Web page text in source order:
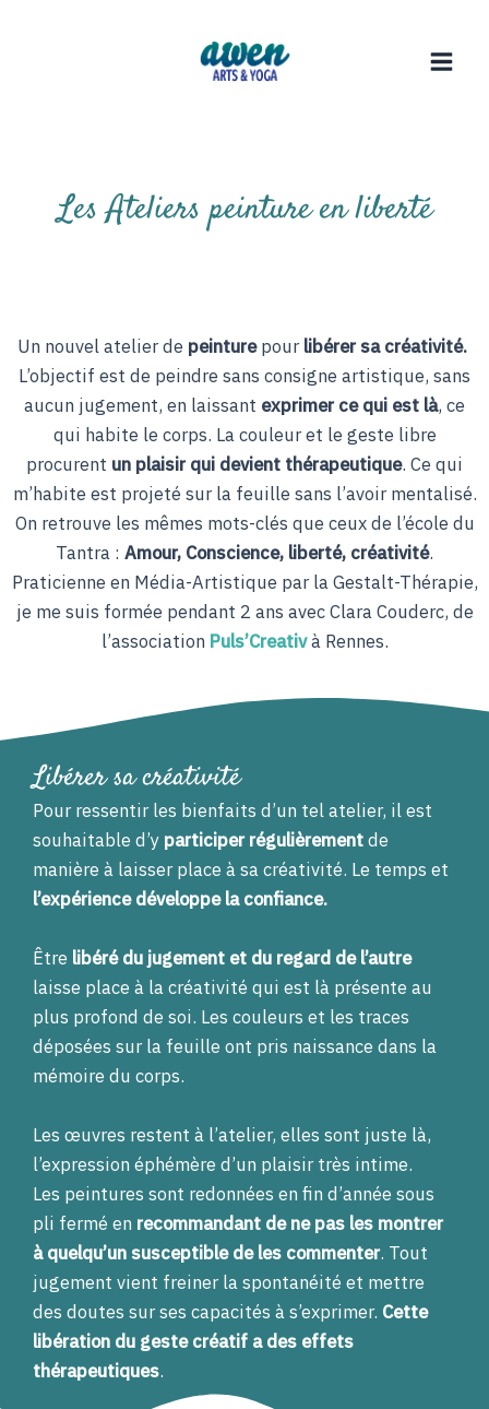
Les Ateliers peinture en liberté
Un nouvel atelier de peinturepourlibérer sa créativité.
L’objectif est de peindre sans consigne artistique, sans
aucun jugement, en laissant exprimer ce qui est là, ce
qui habite le corps. La couleur et le geste libre
procurent un plaisir qui devient thérapeutique. Ce qui
m’habite est projeté sur la feuille sans l’avoir mentalisé.
On retrouve les mêmes mots-clés que ceux de l’école du
Tantra : Amour, Conscience, liberté, créativité.
Praticienne en Média-Artistique par la Gestalt-Thérapie,
je me suis formée pendant 2 ans avec Clara Couderc, de
l’association Puls’Creativà Rennes.
Libérer sa créativité
Pour ressentir les bienfaits d’un tel atelier, il est
souhaitable d’y participer régulièrementde
manière à laisser place à sa créativité. Le temps et
l’expérience développe la confiance.
Être libéré du jugement et du regard de l’autre
laisse place à la créativité qui est là présente au
plus profond de soi. Les couleurs et les traces
déposées sur la feuille ont pris naissance dans la
mémoire du corps.
Les œuvres restent à l’atelier, elles sont juste là,
l’expression éphémère d’un plaisir très intime.
Les peintures sont redonnées en fin d’année sous
pli fermé en recommandant de ne pas les montrer
à quelqu’un susceptible de les commenter. Tout
jugement vient freiner la spontanéité et mettre
des doutes sur ses capacités à s’exprimer. Cette
libération du geste créatif a des effets
thérapeutiques.